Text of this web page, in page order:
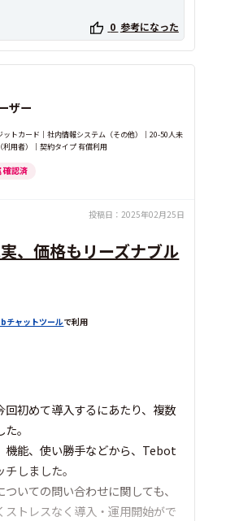
0 参考になった
ザー
ットカード｜社内情報システム（その他）｜20-50人未
利用者）｜契約タイプ 有償利用
確認済
投稿日： 2025年02月25日
、価格もリーズナブル
チャットツールで利用
回初めて導入するにあたり、複数
。
機能、使い勝手などから、Tebot
しました。
いての問い合わせに関しても、
ストレスなく導入・運用開始がで